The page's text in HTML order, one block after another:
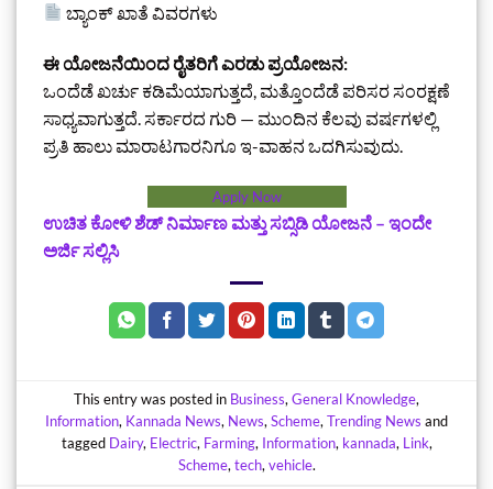
ಬ್ಯಾಂಕ್ ಖಾತೆ ವಿವರಗಳು
ಈ ಯೋಜನೆಯಿಂದ ರೈತರಿಗೆ ಎರಡು ಪ್ರಯೋಜನ:
ಒಂದೆಡೆ ಖರ್ಚು ಕಡಿಮೆಯಾಗುತ್ತದೆ, ಮತ್ತೊಂದೆಡೆ ಪರಿಸರ ಸಂರಕ್ಷಣೆ
ಸಾಧ್ಯವಾಗುತ್ತದೆ. ಸರ್ಕಾರದ ಗುರಿ — ಮುಂದಿನ ಕೆಲವು ವರ್ಷಗಳಲ್ಲಿ
ಪ್ರತಿ ಹಾಲು ಮಾರಾಟಗಾರನಿಗೂ ಇ-ವಾಹನ ಒದಗಿಸುವುದು.
Apply Now
ಉಚಿತ ಕೋಳಿ ಶೆಡ್‌ ನಿರ್ಮಾಣ ಮತ್ತು ಸಬ್ಸಿಡಿ ಯೋಜನೆ – ಇಂದೇ
ಅರ್ಜಿ ಸಲ್ಲಿಸಿ
This entry was posted in Business, General Knowledge,
Information, Kannada News, News, Scheme, Trending News and
tagged Dairy, Electric, Farming, Information, kannada, Link,
Scheme, tech, vehicle.